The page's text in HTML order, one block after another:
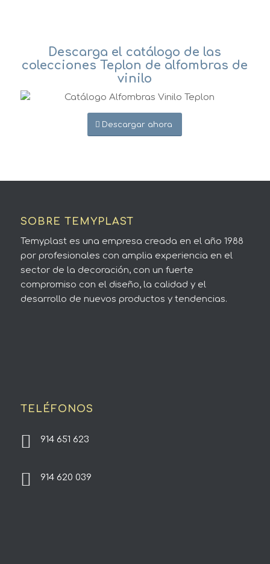
Descarga el catálogo de las
colecciones Teplon de alfombras de
vinilo
Descargar ahora
SOBRE TEMYPLAST
Temyplast es una empresa creada en el año 1988
por profesionales con amplia experiencia en el
sector de la decoración, con un fuerte
compromiso con el diseño, la calidad y el
desarrollo de nuevos productos y tendencias.
TELÉFONOS
914 651 623
914 620 039